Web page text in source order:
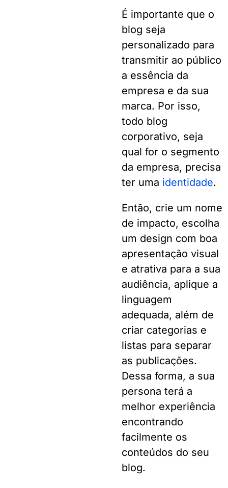
É importante que o
blog seja
personalizado para
transmitir ao público
a essência da
empresa e da sua
marca. Por isso,
todo blog
corporativo, seja
qual for o segmento
da empresa, precisa
ter uma identidade.
Então, crie um nome
de impacto, escolha
um design com boa
apresentação visual
e atrativa para a sua
audiência, aplique a
linguagem
adequada, além de
criar categorias e
listas para separar
as publicações.
Dessa forma, a sua
persona terá a
melhor experiência
encontrando
facilmente os
conteúdos do seu
blog.